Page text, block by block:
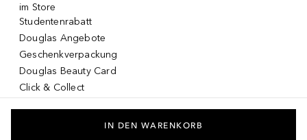
im Store
Studentenrabatt
Douglas Angebote
Geschenkverpackung
Douglas Beauty Card
Click & Collect
IN DEN WARENKORB